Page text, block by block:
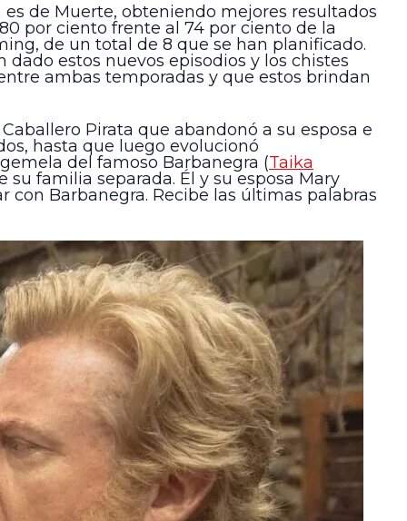
de Muerte, obteniendo mejores resultados
por ciento frente al 74 por ciento de la
de un total de 8 que se han planificado.
estos nuevos episodios y los chistes
ambas temporadas y que estos brindan
Pirata que abandonó a su esposa e
hasta que luego evolucionó
del famoso Barbanegra (Taika
familia separada. Él y su esposa Mary
Barbanegra. Recibe las últimas palabras